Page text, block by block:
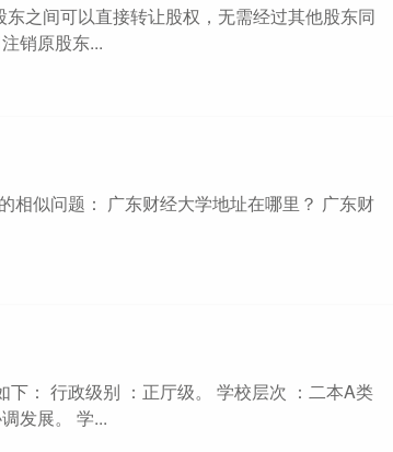
之间可以直接转让股权，无需经过其他股东同
销原股东...
相似问题： 广东财经大学地址在哪里？ 广东财
： 行政级别 ：正厅级。 学校层次 ：二本A类
发展。 学...